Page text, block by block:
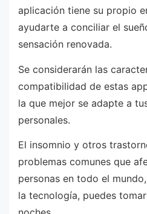
aplicación tiene su propio
ayudarte a conciliar el
sensación renovada.
Se considerarán las
compatibilidad de estas
la que mejor se adapte a
personales.
El insomnio y otros
problemas comunes que
personas en todo el
la tecnología, puedes